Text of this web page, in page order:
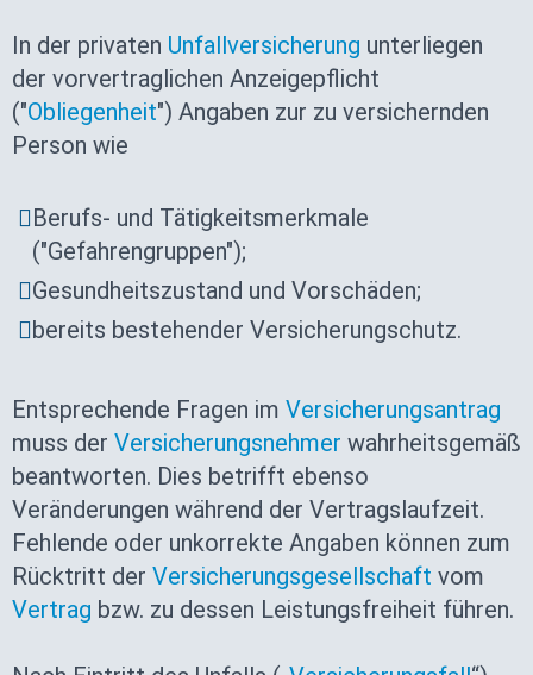
In der privaten Unfallversicherung unterliegen
der vorvertraglichen Anzeigepflicht
("Obliegenheit") Angaben zur zu versichernden
Person wie
Berufs- und Tätigkeitsmerkmale
("Gefahrengruppen");
Gesundheitszustand und Vorschäden;
bereits bestehender Versicherungschutz.
Entsprechende Fragen im Versicherungsantrag
muss der Versicherungsnehmer wahrheitsgemäß
beantworten. Dies betrifft ebenso
Veränderungen während der Vertragslaufzeit.
Fehlende oder unkorrekte Angaben können zum
Rücktritt der Versicherungsgesellschaft vom
Vertrag bzw. zu dessen Leistungsfreiheit führen.